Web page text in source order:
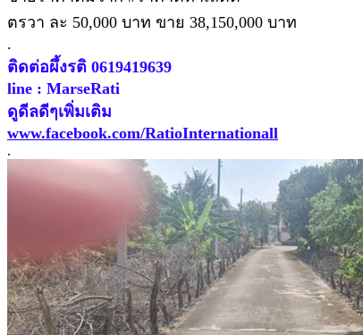
ตรวา ละ 50,000 บาท ขาย 38,150,000 บาท
.
ติดต่อผึ้งรติ 0619419639
line : MarseRati
ดูดีลดีๆเพิ่มเติม
www.facebook.com/RatioInternationall
.